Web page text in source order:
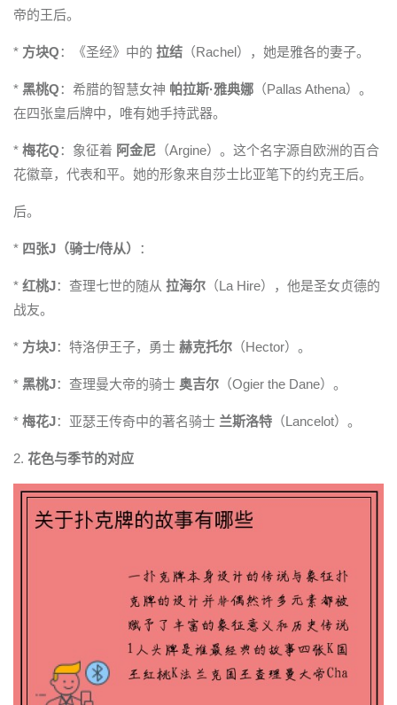
帝的王后。
* 方块Q：《圣经》中的 拉结 （Rachel），她是雅各的妻子。
* 黑桃Q：希腊的智慧女神 帕拉斯·雅典娜 （Pallas Athena）。
在四张皇后牌中，唯有她手持武器。
* 梅花Q：象征着 阿金尼 （Argine）。这个名字源自欧洲的百合
花徽章，代表和平。她的形象来自莎士比亚笔下的约克王后。
后。
* 四张J（骑士/侍从） ：
* 红桃J：查理七世的随从 拉海尔 （La Hire），他是圣女贞德的
战友。
* 方块J：特洛伊王子，勇士 赫克托尔 （Hector）。
* 黑桃J：查理曼大帝的骑士 奥吉尔 （Ogier the Dane）。
* 梅花J：亚瑟王传奇中的著名骑士 兰斯洛特 （Lancelot）。
2. 花色与季节的对应